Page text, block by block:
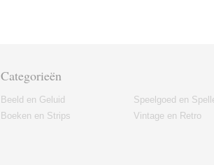
Categorieën
Beeld en Geluid
Boeken en Strips
Speelgoed en
Vintage en Retro